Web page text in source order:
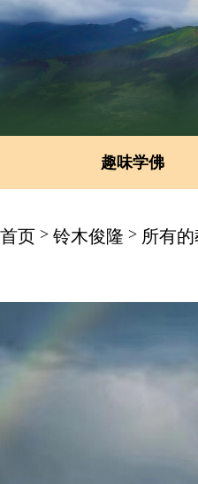
趣味学佛
首页 > 铃木俊隆 > 所有